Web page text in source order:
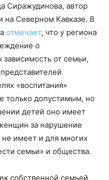
Сиражудинова, автор
на Северном Кавказе. В
отмечает, что у региона
о
от семьи,
«воспитания»
только допустимым, но
детей оно имеет
за нарушение
имеет и для многих
семьи» и общества.
собственной семьей,